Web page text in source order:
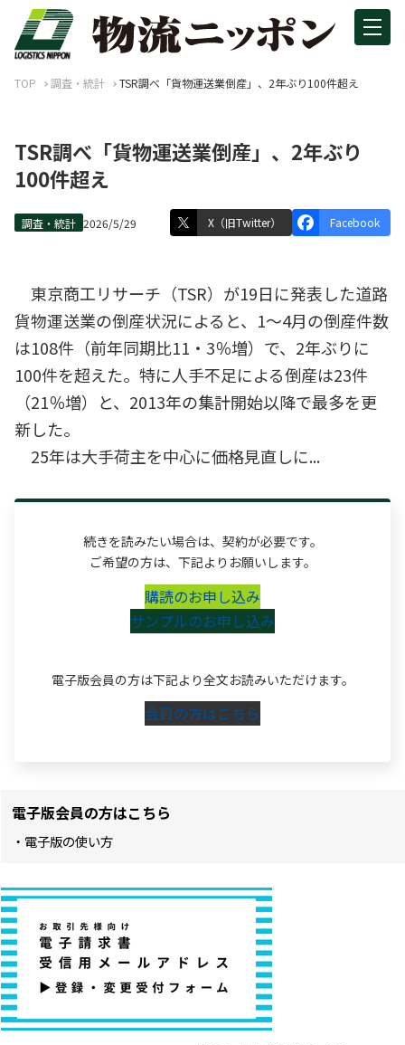
TOP 調査・統計 TSR調べ「貨物運送業倒産」、2年ぶり100件超え
TSR調べ「貨物運送業倒産」、2年ぶり
100件超え
調査・統計 2026/5/29 X（旧Twitter） Facebook
東京商工リサーチ（TSR）が19日に発表した道路
貨物運送業の倒産状況によると、1～4月の倒産件数
は108件（前年同期比11・3％増）で、2年ぶりに
100件を超えた。特に人手不足による倒産は23件
（21％増）と、2013年の集計開始以降で最多を更
新した。
25年は大手荷主を中心に価格見直しに...
続きを読みたい場合は、契約が必要です。
ご希望の方は、下記よりお願いします。
購読のお申し込み
サンプルのお申し込み
電子版会員の方は下記より全文お読みいただけます。
会員の方はこちら
電子版会員の方はこちら
・電子版の使い方